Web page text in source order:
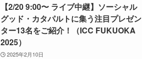
【2/20 9:00〜 ライブ中継】ソーシャル
グッド・カタパルトに集う注目プレゼン
ター13名をご紹介！（ICC FUKUOKA
2025）
2025年2月10日